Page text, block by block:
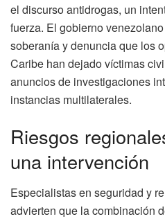
el discurso antidrogas, un
fuerza. El gobierno
soberanía y denuncia que los
Caribe han dejado víctimas
anuncios de investigaciones
instancias multilaterales.
Riesgos
una intervención
Especialistas en seguridad y
advierten que la combinación